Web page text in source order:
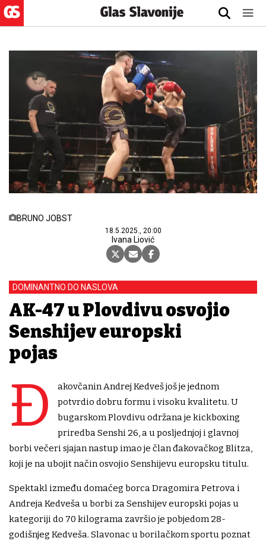
BRUNO JOBST
18.5.2025., 20:00
Ivana Liović
DOMINANTNO DO NASLOVA
AK-47 u Plovdivu osvojio
Senshijev europski
pojas
Đ
akovčanin Andrej Kedveš još je jednom
potvrdio dobru formu i visoku kvalitetu. U
bugarskom Plovdivu održana je kickboxing
priredba Senshi 26, a u posljednjoj i glavnoj
borbi večeri sjajan nastup imao je član đakovačkog Blitza,
koji je na ubojit način osvojio Senshijevu europsku titulu.
Spektakl između domaćeg borca Dragomira Petrova i
Andreja Kedveša u borbi za Senshijev europski pojas u
kategoriji do 70 kilograma završio je pobjedom 28-
godišnjeg Kedveša. Slavonac u borilačkom sportu poznat